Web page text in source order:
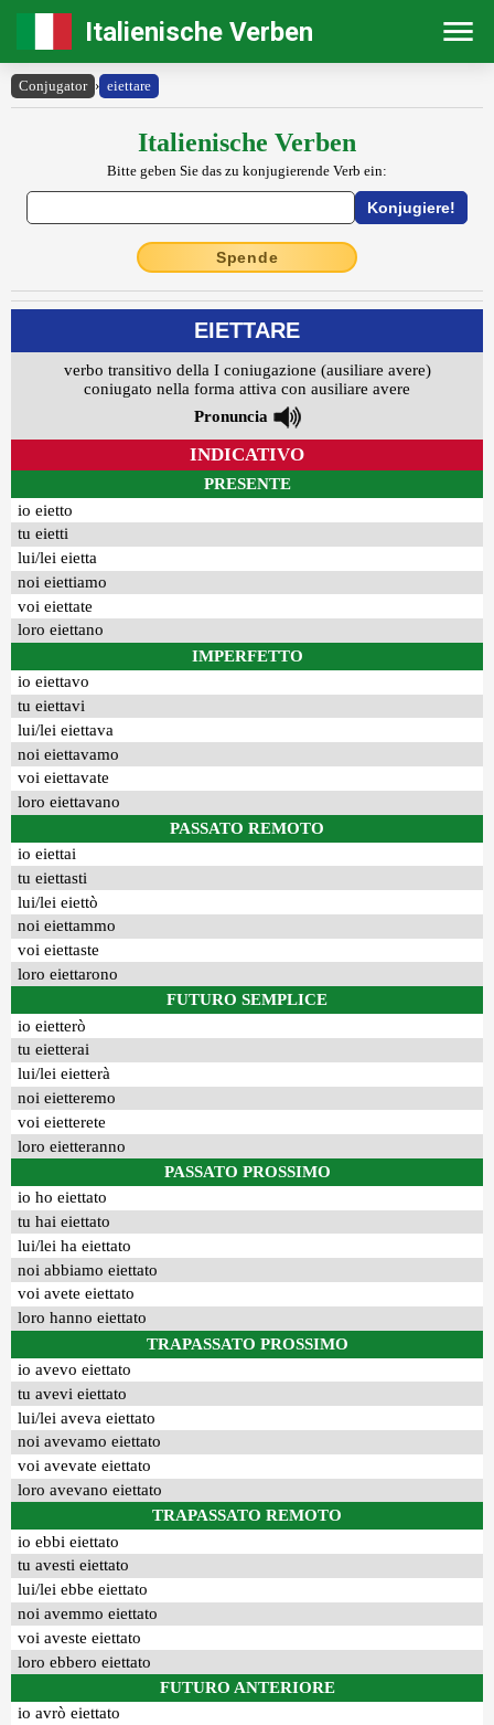
Italienische Verben
Conjugator › eiettare
Italienische Verben
Bitte geben Sie das zu konjugierende Verb ein:
Spende
EIETTARE
verbo transitivo della I coniugazione (ausiliare avere)
coniugato nella forma attiva con ausiliare avere
Pronuncia
INDICATIVO
PRESENTE
io eietto
tu eietti
lui/lei eietta
noi eiettiamo
voi eiettate
loro eiettano
IMPERFETTO
io eiettavo
tu eiettavi
lui/lei eiettava
noi eiettavamo
voi eiettavate
loro eiettavano
PASSATO REMOTO
io eiettai
tu eiettasti
lui/lei eiettò
noi eiettammo
voi eiettaste
loro eiettarono
FUTURO SEMPLICE
io eietterò
tu eietterai
lui/lei eietterà
noi eietteremo
voi eietterete
loro eietteranno
PASSATO PROSSIMO
io ho eiettato
tu hai eiettato
lui/lei ha eiettato
noi abbiamo eiettato
voi avete eiettato
loro hanno eiettato
TRAPASSATO PROSSIMO
io avevo eiettato
tu avevi eiettato
lui/lei aveva eiettato
noi avevamo eiettato
voi avevate eiettato
loro avevano eiettato
TRAPASSATO REMOTO
io ebbi eiettato
tu avesti eiettato
lui/lei ebbe eiettato
noi avemmo eiettato
voi aveste eiettato
loro ebbero eiettato
FUTURO ANTERIORE
io avrò eiettato